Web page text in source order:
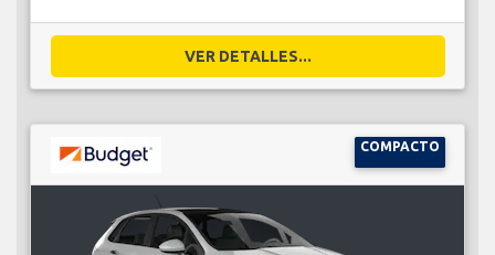
VER DETALLES...
COMPACTO